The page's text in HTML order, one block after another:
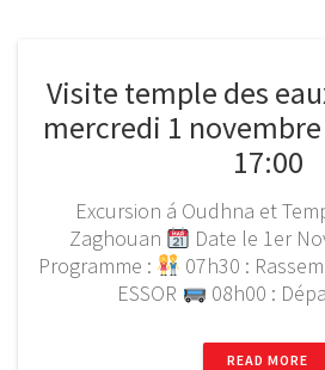
Visite temple des
mercredi 1 novembre
17:00
Excursion á Oudhna et
Zaghouan
Date le 1er
Programme :
07h30 :
ESSOR
08h00 :
READ MORE